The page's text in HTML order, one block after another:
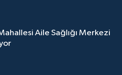
Aile Sağlığı Merkezi